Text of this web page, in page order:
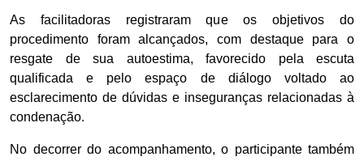
As facilitadoras registraram que os objetivos do
procedimento foram alcançados, com destaque para o
resgate de sua autoestima, favorecido pela escuta
qualificada e pelo espaço de diálogo voltado ao
esclarecimento de dúvidas e inseguranças relacionadas à
condenação.
No decorrer do acompanhamento, o participante também